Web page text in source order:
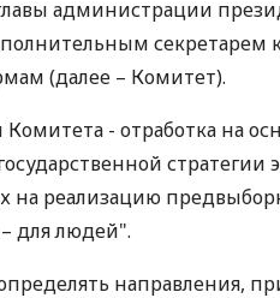
администрации
секретарем
(далее – Комитет).
- отработка на
стратегии
на реализацию
для людей".
направления,